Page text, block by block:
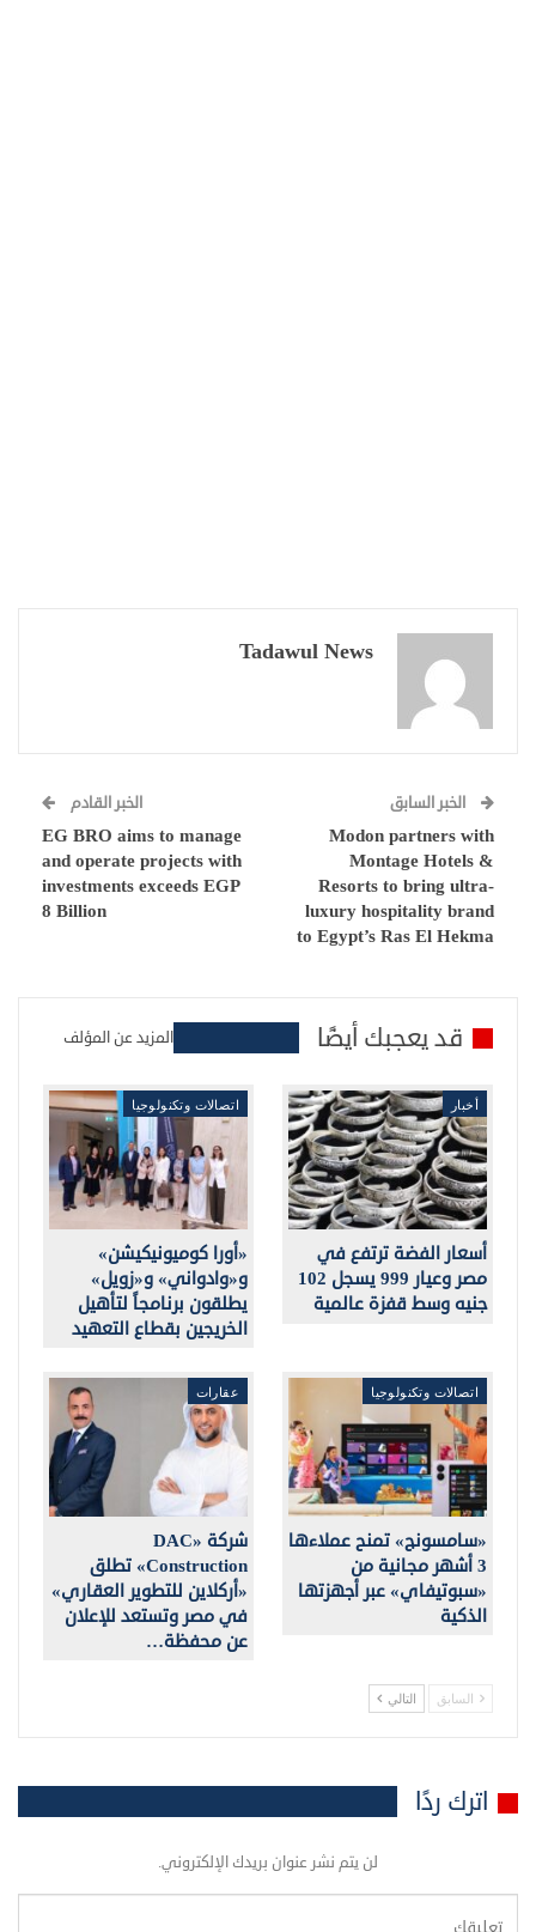
Tadawul News
الخبر السابق
Modon partners with
Montage Hotels &
Resorts to bring ultra-
luxury hospitality brand
to Egypt’s Ras El Hekma
الخبر القادم
EG BRO aims to manage
and operate projects with
investments exceeds EGP
8 Billion
قد يعجبك أيضًا المزيد عن المؤلف
أخبار
أسعار الفضة ترتفع في
مصر وعيار 999 يسجل 102
جنيه وسط قفزة عالمية
اتصالات وتكنولوجيا
«أورا كوميونيكيشن»
و«وادواني» و«زويل»
يطلقون برنامجاً لتأهيل
الخريجين بقطاع التعهيد
اتصالات وتكنولوجيا
«سامسونج» تمنح عملاءها
3 أشهر مجانية من
«سبوتيفاي» عبر أجهزتها
الذكية
عقارات
شركة «DAC
Construction» تطلق
«أركلاين للتطوير العقاري»
في مصر وتستعد للإعلان
عن محفظة…
السابق التالي
اترك ردًا
لن يتم نشر عنوان بريدك الإلكتروني.